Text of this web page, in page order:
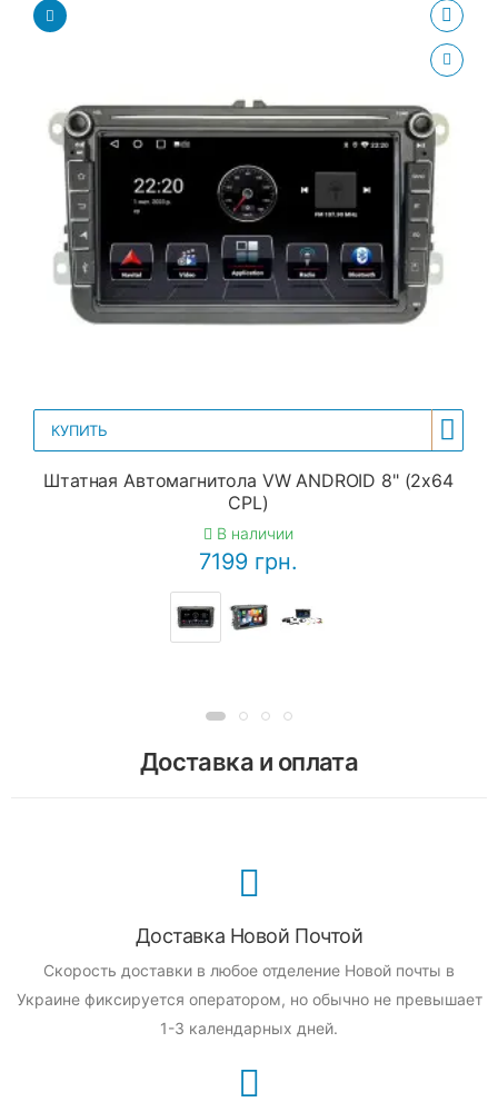
КУПИТЬ
Штатная Автомагнитола VW ANDROID 8" (2x64
CPL)
В наличии
7199 грн.
Доставка и оплата
Доставка Новой Почтой
Скорость доставки в любое отделение Новой почты в
Украине фиксируется оператором, но обычно не превышает
1-3 календарных дней.